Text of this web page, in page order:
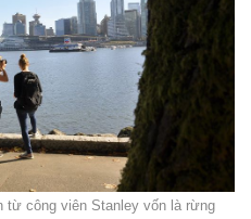
từ công viên Stanley vốn là rừng